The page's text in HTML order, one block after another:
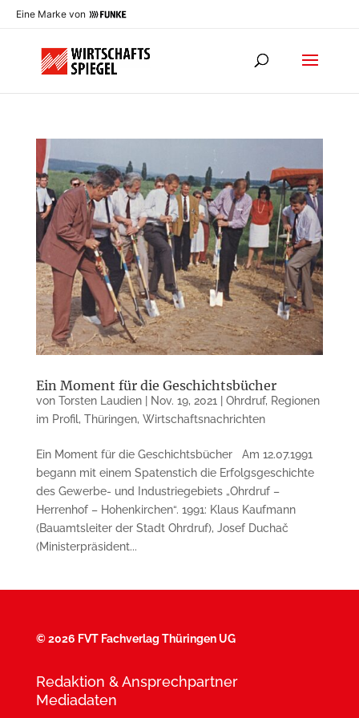
Eine Marke von
Ein Moment für die Geschichtsbücher
von Torsten Laudien| Nov. 19, 2021 | Ohrdruf, Regionen
im Profil, Thüringen, Wirtschaftsnachrichten
Ein Moment für die Geschichtsbücher Am 12.07.1991
begann mit einem Spatenstich die Erfolgsgeschichte
des Gewerbe- und Industriegebiets „Ohrdruf –
Herrenhof – Hohenkirchen“. 1991: Klaus Kaufmann
(Bauamtsleiter der Stadt Ohrdruf), Josef Duchač
(Ministerpräsident...
©2026 FVT Fachverlag Thüringen UG
Redaktion & Ansprechpartner
Mediadaten